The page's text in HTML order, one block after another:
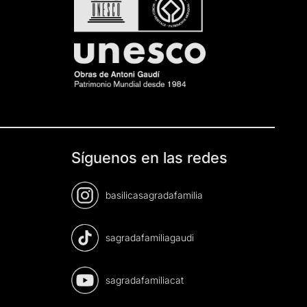
Síguenos en las redes
basilicasagradafamilia
sagradafamiliagaudi
sagradafamiliacat